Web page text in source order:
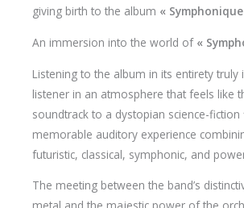
giving birth to the album «
An immersion into the world of «
Listening to the album in its entirety truly
listener in an atmosphere that feels like
soundtrack to a dystopian science-fiction
memorable auditory experience
futuristic, classical, symphonic, and
The meeting between the band’s